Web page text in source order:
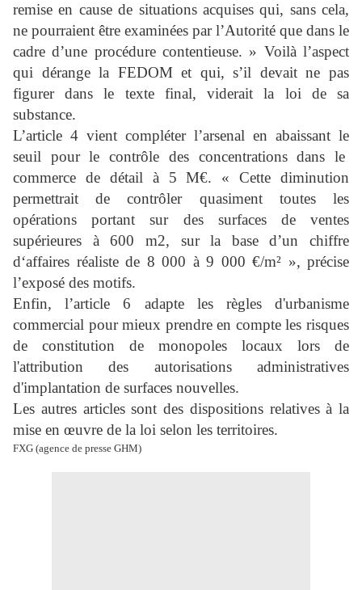
remise en cause de situations acquises qui, sans cela,
ne pourraient être examinées par l’Autorité que dans le
cadre d’une procédure contentieuse. » Voilà l’aspect
qui dérange la FEDOM et qui, s’il devait ne pas
figurer dans le texte final, viderait la loi de sa
substance.
L’article 4 vient compléter l’arsenal en abaissant le
seuil pour le contrôle des concentrations dans le
commerce de détail à 5 M€. « Cette diminution
permettrait de contrôler quasiment toutes les
opérations portant sur des surfaces de ventes
supérieures à 600 m2, sur la base d’un chiffre
d‘affaires réaliste de 8 000 à 9 000 €/m² », précise
l’exposé des motifs.
Enfin, l’article 6 adapte les règles d'urbanisme
commercial pour mieux prendre en compte les risques
de constitution de monopoles locaux lors de
l'attribution des autorisations administratives
d'implantation de surfaces nouvelles.
Les autres articles sont des dispositions relatives à la
mise en œuvre de la loi selon les territoires.
FXG (agence de presse GHM)